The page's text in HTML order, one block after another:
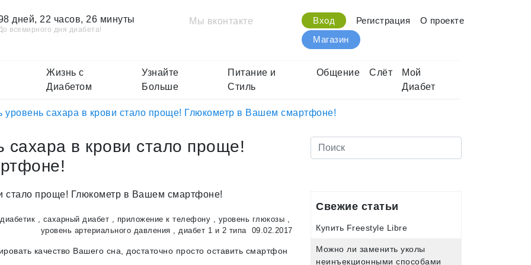
дней, 22 часов, 26 минуты
всемирного дня диабета!
Мы вконтакте Вход Регистрация
О проекте
Магазин
Жизнь с
Диабетом
Узнайте
Больше
Питание и
Стиль
Общение Слёт
Мой
Диабет
уровень сахара в крови стало проще! Глюкометр в Вашем смартфоне!
сахара в крови стало проще!
диабетик , сахарный диабет , приложение к телефону , уровень глюкозы ,
уровень артериального давления ,диабет 1 и 2 типа 09.02.2017
качество Вашего сна, достаточно просто оставить смартфон
Свежие статьи
Купить Freestyle Libre
Можно ли заменить уколы
неинъекционными способами